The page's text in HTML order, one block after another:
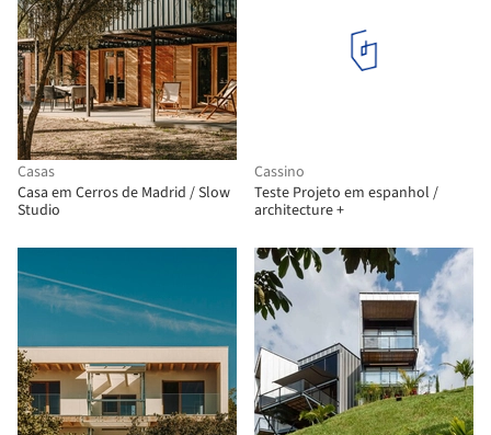
Casas
Casa em Cerros de Madrid / Slow
Studio
Cassino
Teste Projeto em espanhol /
architecture +